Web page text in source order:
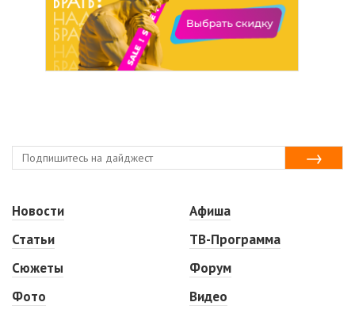
Новости
Статьи
Сюжеты
Фото
Афиша
ТВ-Программа
Форум
Видео